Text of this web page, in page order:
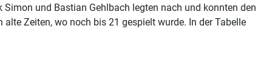
und Bastian Gehlbach legten nach und konnten den
Zeiten, wo noch bis 21 gespielt wurde. In der Tabelle